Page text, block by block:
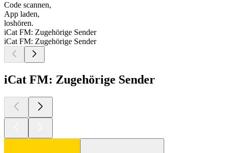
Code scannen,
App laden,
loshören.
iCat FM: Zugehörige Sender
iCat FM: Zugehörige Sender
iCat FM: Zugehörige Sender